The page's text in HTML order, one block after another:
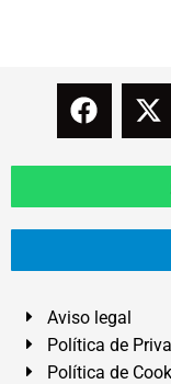
Aviso legal
Política de
Política de